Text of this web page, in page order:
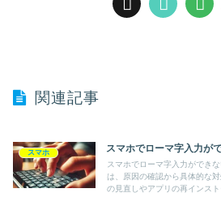
関連記事
スマホ スマホでローマ字入力が
スマホでローマ字入力ができ
は、原因の確認から具体的な
の見直しやアプリの再インス